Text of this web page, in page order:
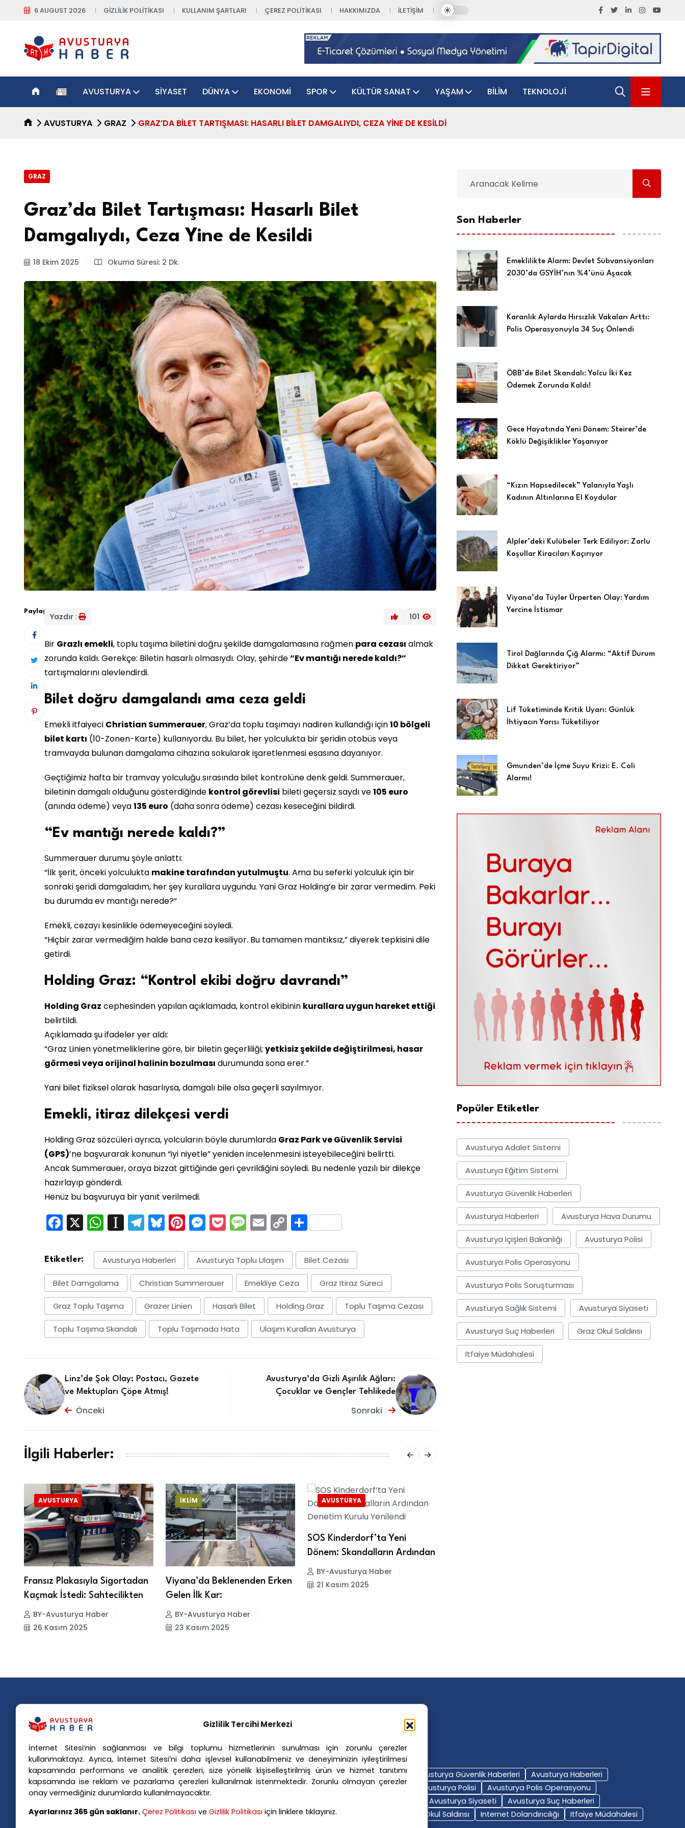
Gizlilik Tercihi Merkezi
İnternet Sitesi’nin sağlanması ve bilgi toplumu hizmetlerinin sunulması için zorunlu çerezler
kullanmaktayız. Ayrıca, İnternet Sitesi’ni daha işlevsel kullanabilmeniz ve deneyiminizin iyileştirilmesi
kapsamında performans ve analitik çerezleri, size yönelik kişiselleştirilmiş ürün ve hizmet tanıtımı
kapsamında ise reklam ve pazarlama çerezleri kullanılmak istenmektedir. Zorunlu olmayan çerezler
onay vermediğiniz durumlarda kullanılmayacaktır.
Ayarlarınız 365 gün saklanır. Çerez Politikası ve Gizlilik Politikası için linklere tıklayınız.
6 AUGUST 2026 GIZLILIK POLITIKASI KULLANIM ŞARTLARI ÇEREZ POLITIKASI HAKKIMIZDA İLETIŞIM
AVUSTURYA SIYASET DÜNYA EKONOMI SPOR KÜLTÜR SANAT YAŞAM BILIM TEKNOLOJI
AVUSTURYA GRAZ GRAZ’DA BILET TARTIŞMASI: HASARLI BILET DAMGALIYDI, CEZA YINE DE KESILDI
GRAZ
Graz’da Bilet Tartışması: Hasarlı Bilet
Damgalıydı, Ceza Yine de Kesildi
18 Ekim 2025 Okuma Süresi: 2 Dk.
Paylaş:
Yazdır : 101
Bir Grazlı emekli, toplu taşıma biletini doğru şekilde damgalamasına rağmen para cezası almak
zorunda kaldı. Gerekçe: Biletin hasarlı olmasıydı. Olay, şehirde“Ev mantığı nerede kaldı?”
tartışmalarını alevlendirdi.
Bilet doğru damgalandı ama ceza geldi
Emekli itfaiyeci Christian Summerauer, Graz’da toplu taşımayı nadiren kullandığı için10 bölgeli
bilet kartı (10-Zonen-Karte) kullanıyordu. Bu bilet, her yolculukta bir şeridin otobüs veya
tramvayda bulunan damgalama cihazına sokularak işaretlenmesi esasına dayanıyor.
Geçtiğimiz hafta bir tramvay yolculuğu sırasında bilet kontrolüne denk geldi. Summerauer,
biletinin damgalı olduğunu gösterdiğinde kontrol görevlisi bileti geçersiz saydı ve105 euro
(anında ödeme) veya135 euro (daha sonra ödeme) cezası keseceğini bildirdi.
“Ev mantığı nerede kaldı?”
Summerauer durumu şöyle anlattı:
“İlk şerit, önceki yolculukta makine tarafından yutulmuştu. Ama bu seferki yolculuk için bir
sonraki şeridi damgaladım, her şey kurallara uygundu. Yani Graz Holding’e bir zarar vermedim. Peki
bu durumda ev mantığı nerede?”
Emekli, cezayı kesinlikle ödemeyeceğini söyledi.
“Hiçbir zarar vermediğim halde bana ceza kesiliyor. Bu tamamen mantıksız,” diyerek tepkisini dile
getirdi.
Holding Graz: “Kontrol ekibi doğru davrandı”
Holding Graz cephesinden yapılan açıklamada, kontrol ekibinin kurallara uygun hareket ettiği
belirtildi.
Açıklamada şu ifadeler yer aldı:
“Graz Linien yönetmeliklerine göre, bir biletin geçerliliği; yetkisiz şekilde değiştirilmesi, hasar
görmesi veya orijinal halinin bozulması durumunda sona erer.”
Yani bilet fiziksel olarak hasarlıysa, damgalı bile olsa geçerli sayılmıyor.
Emekli, itiraz dilekçesi verdi
Holding Graz sözcüleri ayrıca, yolcuların böyle durumlarda Graz Park ve Güvenlik Servisi
(GPS)’ne başvurarak konunun “iyi niyetle” yeniden incelenmesini isteyebileceğini belirtti.
Ancak Summerauer, oraya bizzat gittiğinde geri çevrildiğini söyledi. Bu nedenle yazılı bir dilekçe
hazırlayıp gönderdi.
Henüz bu başvuruya bir yanıt verilmedi.
Facebook
X WhatsApp
Instapaper
Telegram
Bluesky
Pinterest
Messenger
Pocket
Message
EmailCopy
Share
Etiketler: Avusturya Haberleri Avusturya Toplu Ulaşım Bilet Cezası
Bilet Damgalama Christian Summerauer Emekliye Ceza Graz Itiraz Süreci
Graz Toplu Taşıma Grazer Linien Hasarlı Bilet Holding Graz Toplu Taşıma Cezası
Toplu Taşıma Skandalı Toplu Taşımada Hata Ulaşım Kuralları Avusturya
Linz’de Şok Olay: Postacı, Gazete
ve Mektupları Çöpe Atmış!
Önceki
Avusturya’da Gizli Aşırılık Ağları:
Çocuklar ve Gençler Tehlikede
Sonraki
İlgili Haberler:
AVUSTURYA
Fransız Plakasıyla Sigortadan
Kaçmak İstedi: Sahtecilikten
BY-Avusturya Haber
26 Kasım 2025
İKLIM
Viyana’da Beklenenden Erken
Gelen İlk Kar:
BY-Avusturya Haber
23 Kasım 2025
AVUSTURYA
SOS Kinderdorf’ta Yeni
Dönem: Skandalların Ardından
BY-Avusturya Haber
21 Kasım 2025
Son Haberler
Emeklilikte Alarm: Devlet Sübvansiyonları
2030’da GSYİH’nın %4’ünü Aşacak
Karanlık Aylarda Hırsızlık Vakaları Arttı:
Polis Operasyonuyla 34 Suç Önlendi
ÖBB’de Bilet Skandalı: Yolcu İki Kez
Ödemek Zorunda Kaldı!
Gece Hayatında Yeni Dönem: Steirer’de
Köklü Değişiklikler Yaşanıyor
“Kızın Hapsedilecek” Yalanıyla Yaşlı
Kadının Altınlarına El Koydular
Alpler’deki Kulübeler Terk Ediliyor: Zorlu
Koşullar Kiracıları Kaçırıyor
Viyana’da Tüyler Ürperten Olay: Yardım
Yercine İstismar
Tirol Dağlarında Çığ Alarmı: “Aktif Durum
Dikkat Gerektiriyor”
Lif Tüketiminde Kritik Uyarı: Günlük
İhtiyacın Yarısı Tüketiliyor
Gmunden’de İçme Suyu Krizi: E. Coli
Alarmı!
Popüler Etiketler
Avusturya Adalet Sistemi
Avusturya Eğitim Sistemi
Avusturya Güvenlik Haberleri
Avusturya Haberleri Avusturya Hava Durumu
Avusturya Içişleri Bakanlığı Avusturya Polisi
Avusturya Polis Operasyonu
Avusturya Polis Soruşturması
Avusturya Sağlık Sistemi Avusturya Siyaseti
Avusturya Suç Haberleri Graz Okul Saldırısı
Itfaiye Müdahalesi
Avusturya basınındaki haberleri
anında Türkçe'ye çevirerek,
Avusturya'da yaşayan Türklerin ülke
gündemini ana dillerinde takip
Popüler Etiketler
Avusturya Adalet Sistemi Avusturya Eğitim Sistemi Avusturya Güvenlik Haberleri
Avusturya Haberleri
Avusturya Içişleri Bakanlığı Avusturya Polisi
Avusturya Polis Operasyonu
Avusturya Siyaseti
Avusturya Suç Haberleri
Avusturya Trafik Haberleri
Donald Trump Graz Okul Saldırısı Internet Dolandırıcılığı
Itfaiye Müdahalesi